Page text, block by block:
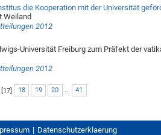
die Kooperation mit der Universität
Weiland
2012
Universität Freiburg zum Präfekt der
2012
[17] 18 19 20 ... 41
Datenschutzerklaerung